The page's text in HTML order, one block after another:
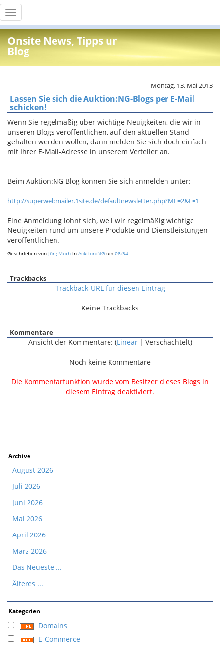
Toggle
navigation
Onsite News, Tipps und Info
Blog
Montag, 13. Mai 2013
Lassen Sie sich die Auktion:NG-Blogs per E-Mail
schicken!
Wenn Sie regelmäßig über wichtige Neuigkeiten, die wir in
unseren Blogs veröffentlichen, auf den aktuellen Stand
gehalten werden wollen, dann melden Sie sich doch einfach
mit Ihrer E-Mail-Adresse in unserem Verteiler an.
Beim Auktion:NG Blog können Sie sich anmelden unter:
http://superwebmailer.1site.de/defaultnewsletter.php?ML=2&F=1
Eine Anmeldung lohnt sich, weil wir regelmäßig wichtige
Neuigkeiten rund um unsere Produkte und Dienstleistungen
veröffentlichen.
Geschrieben von Jörg Muth in Auktion:NG um 08:34
Trackbacks
Trackback-URL für diesen Eintrag
Keine Trackbacks
Kommentare
Ansicht der Kommentare: (Linear| Verschachtelt)
Noch keine Kommentare
Die Kommentarfunktion wurde vom Besitzer dieses Blogs in
diesem Eintrag deaktiviert.
Archive
August 2026
Juli 2026
Juni 2026
Mai 2026
April 2026
März 2026
Das Neueste ...
Älteres ...
Kategorien
Domains
E-Commerce